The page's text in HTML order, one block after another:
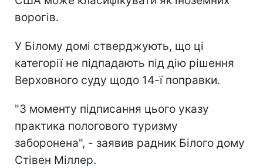
ворогів.
У Білому домі стверджують, що ці
категорії не підпадають під дію рішення
Верховного суду щодо 14-ї поправки.
"З моменту підписання цього указу
практика пологового туризму
заборонена", - заявив радник Білого дому
Стівен Міллер.